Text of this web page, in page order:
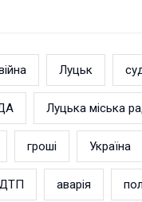
Луцьк
Луцька міська
гроші Україна
аварія